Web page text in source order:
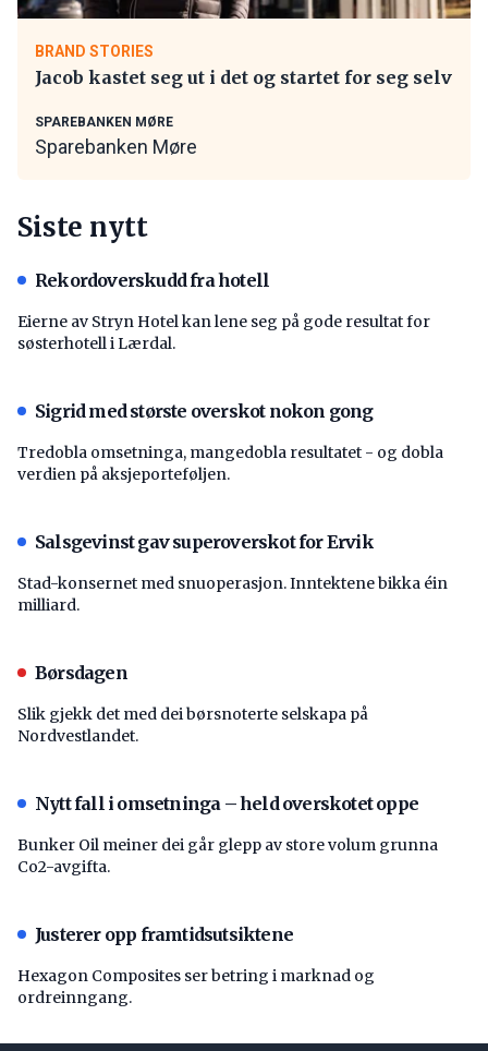
BRAND STORIES
Jacob kastet seg ut i det og startet for seg selv
SPAREBANKEN MØRE
Sparebanken Møre
Siste nytt
Rekordoverskudd fra hotell
Eierne av Stryn Hotel kan lene seg på gode resultat for
søsterhotell i Lærdal.
Sigrid med største overskot nokon gong
Tredobla omsetninga, mangedobla resultatet - og dobla
verdien på aksjeporteføljen.
Salsgevinst gav superoverskot for Ervik
Stad-konsernet med snuoperasjon. Inntektene bikka éin
milliard.
Børsdagen
Slik gjekk det med dei børsnoterte selskapa på
Nordvestlandet.
Nytt fall i omsetninga – held overskotet oppe
Bunker Oil meiner dei går glepp av store volum grunna
Co2-avgifta.
Justerer opp framtidsutsiktene
Hexagon Composites ser betring i marknad og
ordreinngang.